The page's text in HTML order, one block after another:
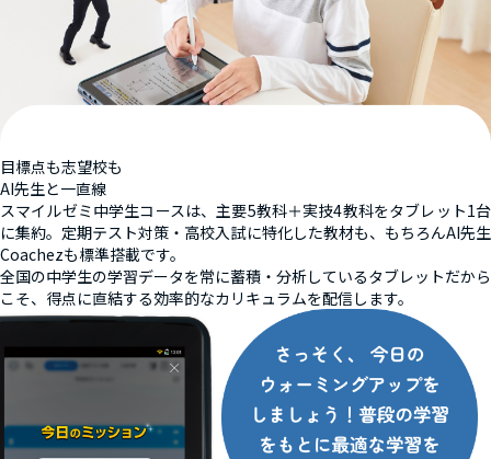
目標点も志望校も
AI先生と一直線
スマイルゼミ中学生コースは、主要5教科＋実技4教科をタブレット1台
に集約。定期テスト対策・高校入試に特化した教材も、もちろんAI先生
Coachezも標準搭載です。
全国の中学生の学習データを常に蓄積・分析しているタブレットだから
こそ、得点に直結する効率的なカリキュラムを配信します。